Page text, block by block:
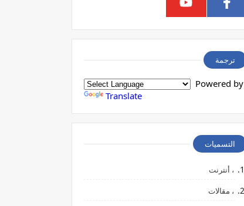
ترجمة
Powered by
Translate
التسميات
، أنترنت
، مقالات